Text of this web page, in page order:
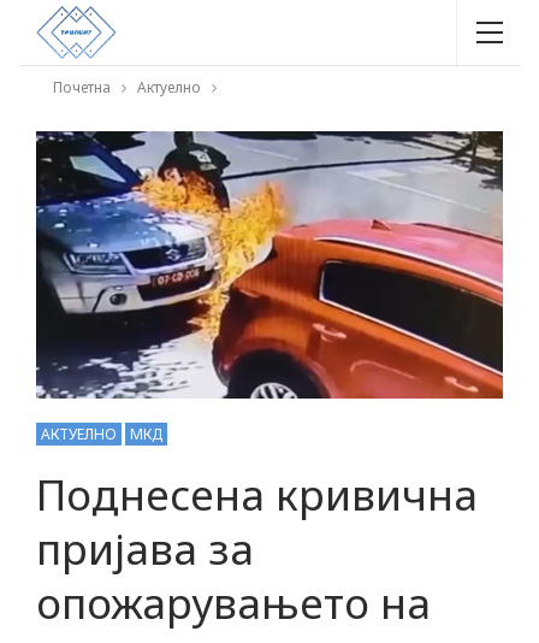
Почетна Актуелно
АКТУЕЛНО МКД
Поднесена кривична
пријава за
опожарувањето на